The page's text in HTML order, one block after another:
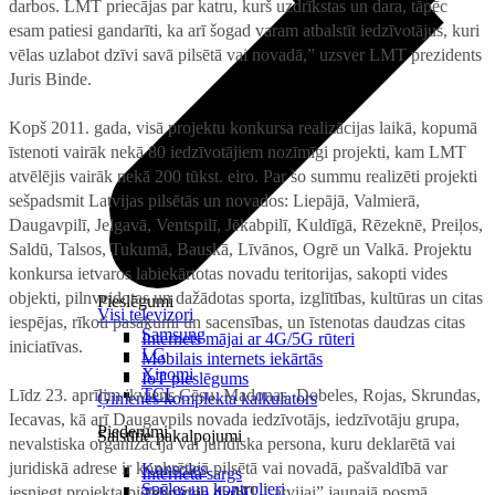
Pieslēgumi
Internets mājai ar 4G/5G rūteri
Mobilais internets iekārtās
IoT pieslēgums
Ģimenes komplekta kalkulators
Saistītie pakalpojumi
Interneta sargs
Visi televizori
Samsung
LG
Xiaomi
TCL
Piederumi
Konsoles
Spēles un kontrolieri
darbos. LMT priecājas par katru, kurš uzdrīkstas un dara, tāpēc
esam patiesi gandarīti, ka arī šogad varam atbalstīt iedzīvotājus, kuri
vēlas uzlabot dzīvi savā pilsētā vai novadā,” uzsver LMT prezidents
Juris Binde.
Kopš 2011. gada, visā projektu konkursa realizācijas laikā, kopumā
īstenoti vairāk nekā 80 iedzīvotājiem nozīmīgi projekti, kam LMT
atvēlējis vairāk nekā 200 tūkst. eiro. Par šo summu realizēti projekti
sešpadsmit Latvijas pilsētās un novados: Liepājā, Valmierā,
Daugavpilī, Jelgavā, Ventspilī, Jēkabpilī, Kuldīgā, Rēzeknē, Preiļos,
Saldū, Talsos, Tukumā, Bauskā, Līvānos, Ogrē un Valkā. Projektu
konkursa ietvaros labiekārtotas novadu teritorijas, sakopti vides
objekti, pilnveidotas un dažādotas sporta, izglītības, kultūras un citas
iespējas, rīkoti pasākumi un sacensības, un īstenotas daudzas citas
iniciatīvas.
Līdz 23. aprīlim ikviens Cēsu, Madonas, Dobeles, Rojas, Skrundas,
Iecavas, kā arī Daugavpils novada iedzīvotājs, iedzīvotāju grupa,
nevalstiska organizācija vai juridiska persona, kuru deklarētā vai
juridiskā adrese ir konkrētajā pilsētā vai novadā, pašvaldībā var